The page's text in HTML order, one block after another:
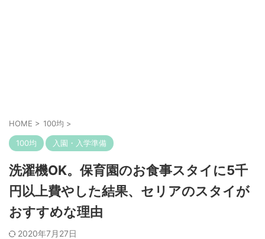
HOME > 100均 >
100均 入園・入学準備
洗濯機OK。保育園のお食事スタイに5千
円以上費やした結果、セリアのスタイが
おすすめな理由
2020年7月27日